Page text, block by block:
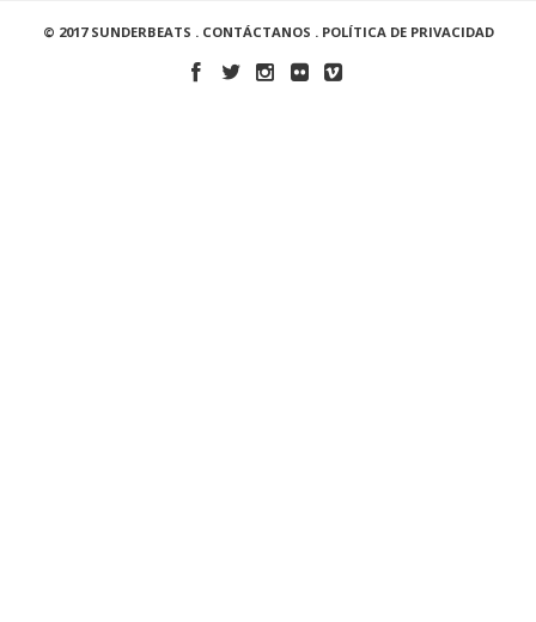
© 2017 SUNDERBEATS . CONTÁCTANOS . POLÍTICA DE PRIVACIDAD